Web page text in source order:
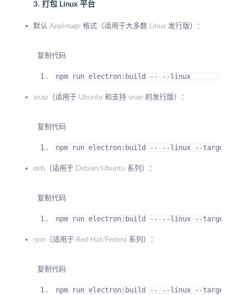
3. 打包 Linux 平台
默认 AppImage 格式（适用于大多数 Linux 发行版）：
复制代码
npm run electron: build -- --linux
snap（适用于 Ubuntu 和支持 snap 的发行版）：
复制代码
npm run electron: build -- --linux --target
deb（适用于 Debian/Ubuntu 系列）：
复制代码
npm run electron: build -- --linux --target
rpm（适用于 Red Hat/Fedora 系列）：
复制代码
npm run electron: build -- --linux --target